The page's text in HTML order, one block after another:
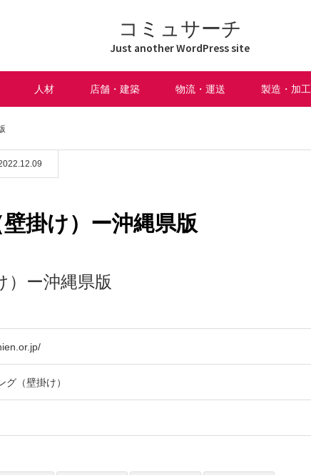
コミュサーチ
Just another WordPress site
人材 店舗・建築 物流・運送 製造・加工
掛け）ー沖縄県版
）ー沖縄県版
グ（壁掛け）